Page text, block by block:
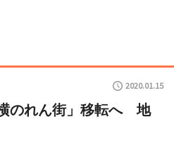
2020.01.15
のれん街」移転へ 地